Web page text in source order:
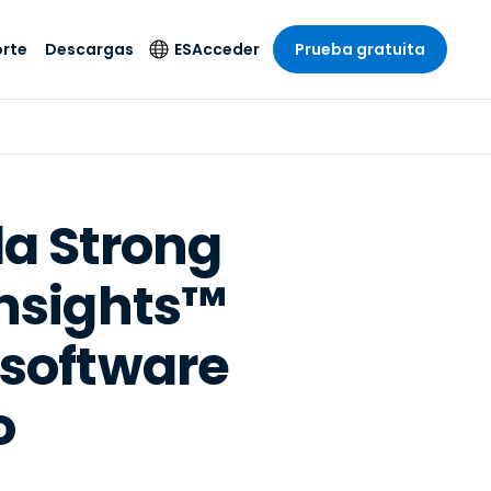
de
Detección y
respuesta de puntos
finales
Acceso y control de
Espacio de trabajo
seguro Zero Trust
menor
sector público
y Diseño
contabilidad
menor
sectores
Descargas ES
Español
Français
Italiano
Nederlands
Acceder Prueba gratuita
Strong